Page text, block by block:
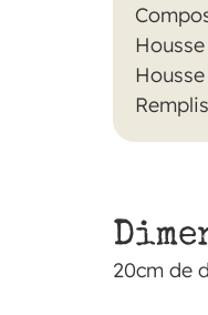
20cm de